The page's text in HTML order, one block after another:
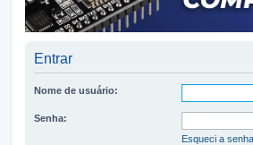
Entrar
Nome de usuário:
Senha:
Esqueci a senha